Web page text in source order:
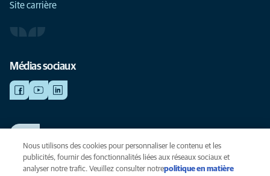
Site carrière
Médias sociaux
Voir nos offres d'emploi
Nous utilisons des cookies pour personnaliser le contenu et les
publicités, fournir des fonctionnalités liées aux réseaux sociaux et
analyser notre trafic. Veuillez consulter notrepolitique en matière